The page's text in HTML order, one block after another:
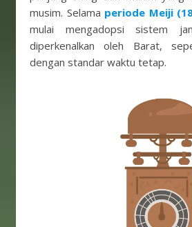
musim. Selama periode Meiji
mulai mengadopsi sistem
diperkenalkan oleh Barat,
dengan standar waktu tetap.